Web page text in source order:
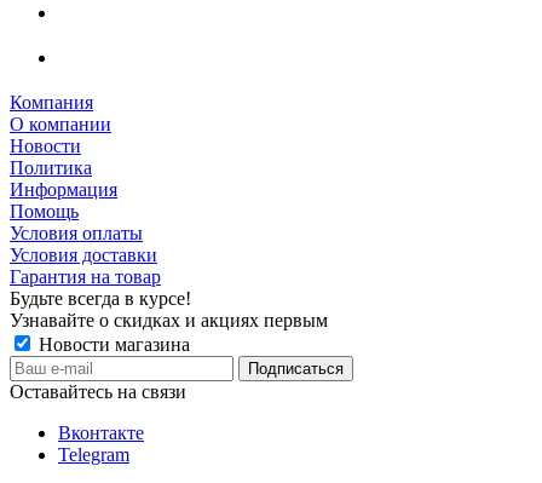
Компания
О компании
Новости
Политика
Информация
Помощь
Условия оплаты
Условия доставки
Гарантия на товар
Будьте всегда в курсе!
Узнавайте о скидках и акциях первым
Новости магазина
Оставайтесь на связи
Вконтакте
Telegram